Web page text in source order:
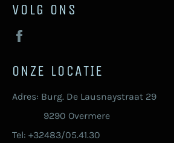
VOLG ONS
ONZE LOCATIE
Adres: Burg. De Lausnaystraat 29
9290 Overmere
Tel: +32483/05.41.30